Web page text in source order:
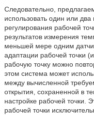
Следовательно,
использовать один или
регулирования рабочей
результатов измерения
меньшей мере одним
адаптации рабочей точки
рабочую точку можно
этом система может
между вычисленной
открытия, сохраненной в
настройке рабочей точки.
рабочей точки